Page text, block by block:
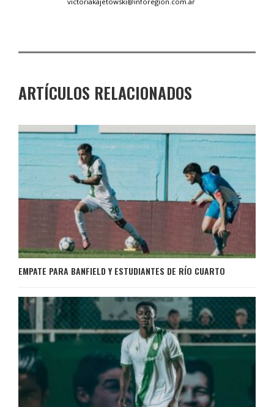
ARTÍCULOS RELACIONADOS
EMPATE PARA BANFIELD Y ESTUDIANTES DE RÍO CUARTO